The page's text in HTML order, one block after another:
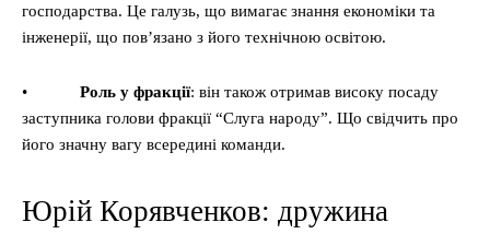
господарства. Це галузь, що вимагає знання економіки та
інженерії, що пов’язано з його технічною освітою.
• Роль у фракції: він також отримав високу посаду
заступника голови фракції “Слуга народу”. Що свідчить про
його значну вагу всередині команди.
Юрій Корявченков: дружина